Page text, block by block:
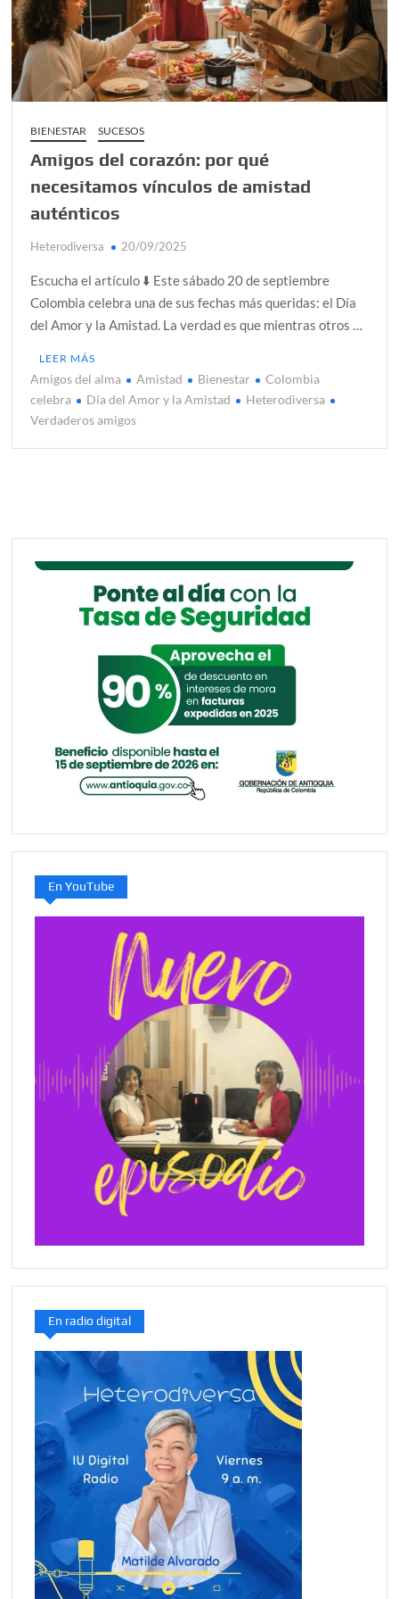
alcanzar
Día de Independencia 2026: de Patria Boba a Colombia
polarizada
¿Podemos comunicarnos con seres de otros planos o
Salud mental digital: cómo frenar la ansiedad que
generan las redes sociales
Denuncia por violencia sexual en Colombia: así avanza
¿Cómo descubrir esa conexión energética de la sexualidad
BIENESTAR SUCESOS
Amigos del corazón: por qué
necesitamos vínculos de amistad
auténticos
Heterodiversa 20/09/2025
Escucha el artículo ⬇️ Este sábado 20 de septiembre
Colombia celebra una de sus fechas más queridas: el Día
del Amor y la Amistad. La verdad es que mientras otros …
LEER MÁS
Amigos del alma Amistad Bienestar
Colombia
celebra
Día del Amor y la Amistad
Heterodiversa
Verdaderos amigos
En YouTube
En radio digital